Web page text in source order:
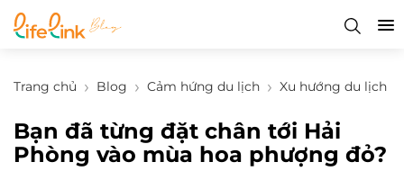
Trang chủ Blog Cảm hứng du lịch Xu hướng du lịch
Bạn đã từng đặt chân tới Hải
Phòng vào mùa hoa phượng đỏ?